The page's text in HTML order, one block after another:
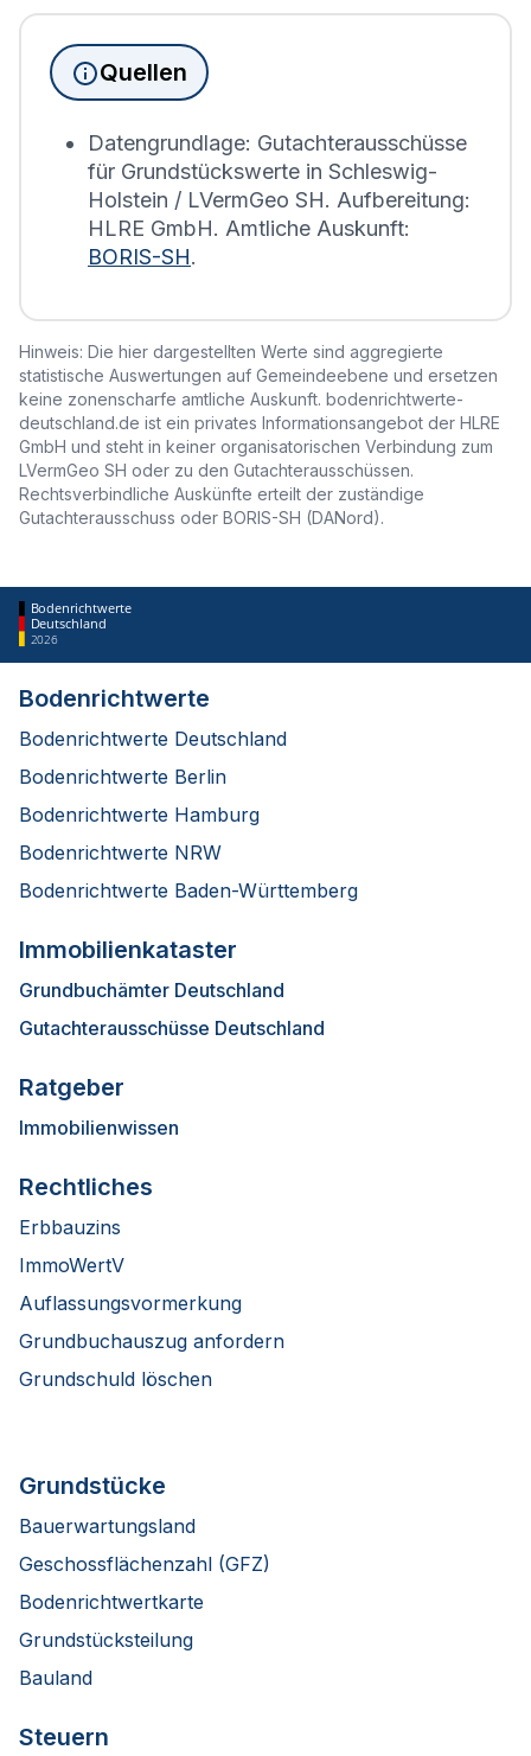
Immobilien, die sich in Bramstedtlund befinden,
wird die Grundsteuererklärung auf Basis des
Bodenrichtwerts des entsprechenden Jahres
Quellen
Datengrundlage: Gutachterausschüsse
für Grundstückswerte in Schleswig-
Holstein / LVermGeo SH. Aufbereitung:
HLRE GmbH. Amtliche Auskunft:
BORIS-SH.
Hinweis: Die hier dargestellten Werte sind aggregierte
statistische Auswertungen auf Gemeindeebene und ersetzen
keine zonenscharfe amtliche Auskunft. bodenrichtwerte-
deutschland.de ist ein privates Informationsangebot der HLRE
GmbH und steht in keiner organisatorischen Verbindung zum
LVermGeo SH oder zu den Gutachterausschüssen.
Rechtsverbindliche Auskünfte erteilt der zuständige
Gutachterausschuss oder BORIS-SH (DANord).
Bodenrichtwerte
Deutschland
2026
Bodenrichtwerte
Bodenrichtwerte Deutschland
Bodenrichtwerte Berlin
Bodenrichtwerte Hamburg
Bodenrichtwerte NRW
Bodenrichtwerte Baden-Württemberg
Immobilienkataster
Grundbuchämter Deutschland
Gutachterausschüsse Deutschland
Ratgeber
Immobilienwissen
Rechtliches
Erbbauzins
ImmoWertV
Auflassungsvormerkung
Grundbuchauszug anfordern
Grundschuld löschen
Grundstücke
Bauerwartungsland
Geschossflächenzahl (GFZ)
Bodenrichtwertkarte
Grundstücksteilung
Bauland
Steuern